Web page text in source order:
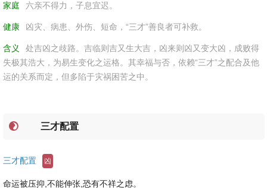
家庭 六亲不得力，子息宜迟。
健康 凶灾、病患、外伤、短命，“三才”善良者可补救。
含义
处吉凶之歧路。吉临则吉又生大吉，凶来则凶又变大凶，成败得
失极其浩大，为易生变化之运格。其幸福与否，依赖“三才”之配合及他
运的关系而定，但多陷于灾祸困苦之中。
三才配置
三才配置 凶
命运被压抑,不能伸张,恐有不祥之虑。